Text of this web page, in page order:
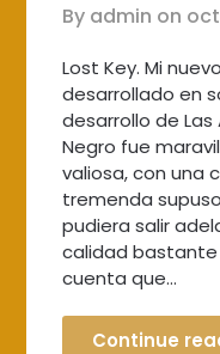
By admin on
Lost Key. Mi
desarrollado en
desarrollo de Las
Negro fue
valiosa, con una
tremenda
pudiera salir
calidad
cuenta que…
Continue